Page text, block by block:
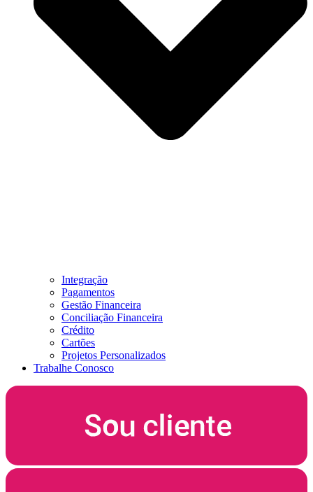
Integração
Pagamentos
Gestão Financeira
Conciliação Financeira
Crédito
Cartões
Projetos Personalizados
Trabalhe Conosco